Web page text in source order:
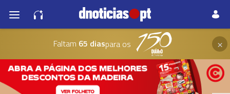
Faltam 65 diaspara os ×